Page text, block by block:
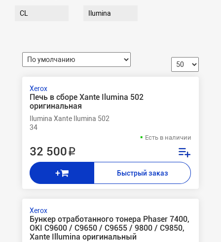
CL Ilumina
Xerox
Печь в сборе Xante Ilumina 502
оригинальная
Ilumina Xante Ilumina 502
34
Есть в наличии
32 500 ₽
+ Быстрый заказ
Xerox
Бункер отработанного тонера Phaser 7400,
OKI C9600 / C9650 / C9655 / 9800 / C9850,
Xante Illumina оригинальный